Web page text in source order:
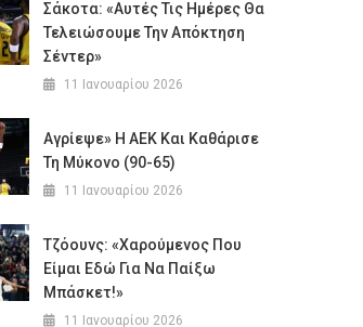
Σάκοτα: «Αυτές Τις Ημέρες Θα
Τελειώσουμε Την Απόκτηση
Σέντερ»
11 Ιανουαρίου 2026
Αγρίεψε» Η ΑΕΚ Και Καθάρισε
Τη Μύκονο (90-65)
11 Ιανουαρίου 2026
Τζόουνς: «Χαρούμενος Που
Είμαι Εδώ Για Να Παίξω
Μπάσκετ!»
11 Ιανουαρίου 2026